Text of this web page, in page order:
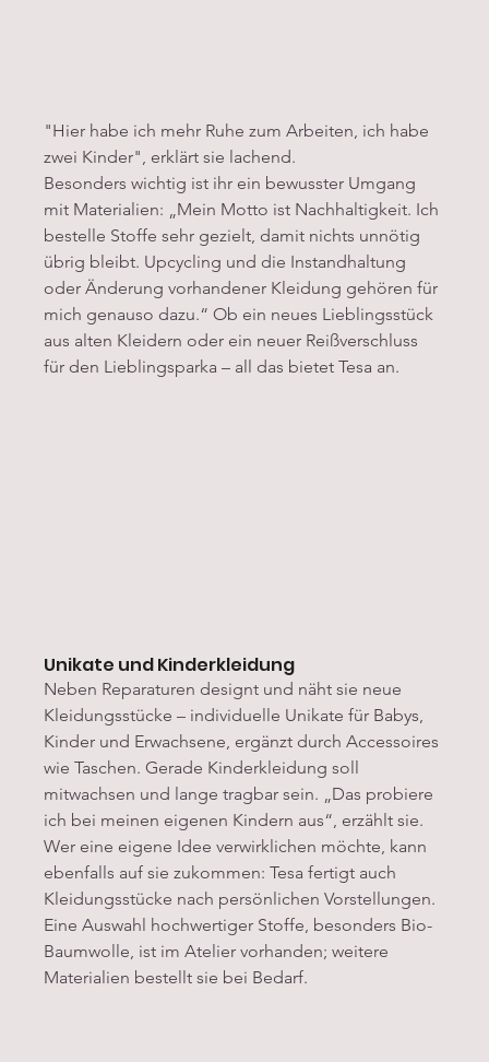
"Hier habe ich mehr Ruhe zum Arbeiten, ich habe
zwei Kinder", erklärt sie lachend.
Besonders wichtig ist ihr ein bewusster Umgang
mit Materialien: „Mein Motto ist Nachhaltigkeit. Ich
bestelle Stoffe sehr gezielt, damit nichts unnötig
übrig bleibt. Upcycling und die Instandhaltung
oder Änderung vorhandener Kleidung gehören für
mich genauso dazu.“ Ob ein neues Lieblingsstück
aus alten Kleidern oder ein neuer Reißverschluss
für den Lieblingsparka – all das bietet Tesa an.
Unikate und Kinderkleidung
Neben Reparaturen designt und näht sie neue
Kleidungsstücke – individuelle Unikate für Babys,
Kinder und Erwachsene, ergänzt durch Accessoires
wie Taschen. Gerade Kinderkleidung soll
mitwachsen und lange tragbar sein. „Das probiere
ich bei meinen eigenen Kindern aus“, erzählt sie.
Wer eine eigene Idee verwirklichen möchte, kann
ebenfalls auf sie zukommen: Tesa fertigt auch
Kleidungsstücke nach persönlichen Vorstellungen.
Eine Auswahl hochwertiger Stoffe, besonders Bio-
Baumwolle, ist im Atelier vorhanden; weitere
Materialien bestellt sie bei Bedarf.